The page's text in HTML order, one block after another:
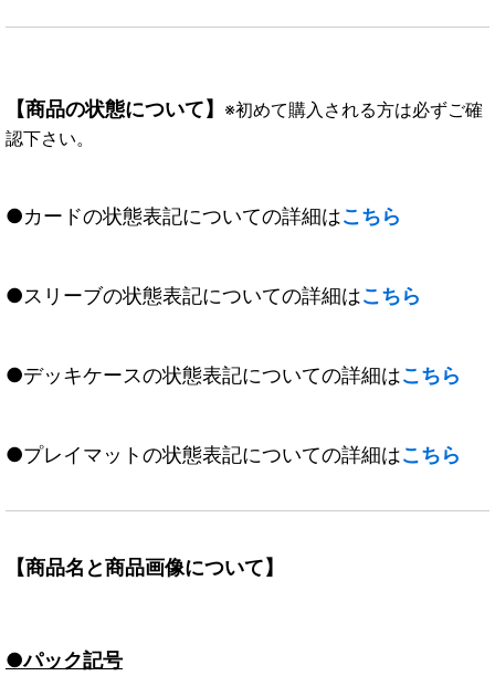
【商品の状態について】 ※初めて購入される方は必ずご確
認下さい。
●カードの状態表記についての詳細はこちら
●スリーブの状態表記についての詳細はこちら
●デッキケースの状態表記についての詳細はこちら
●プレイマットの状態表記についての詳細はこちら
【商品名と商品画像について】
●パック記号